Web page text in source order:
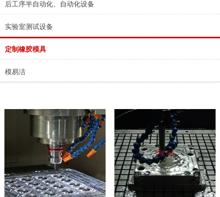
后工序半自动化、自动化设备
实验室测试设备
定制橡胶模具
模易洁